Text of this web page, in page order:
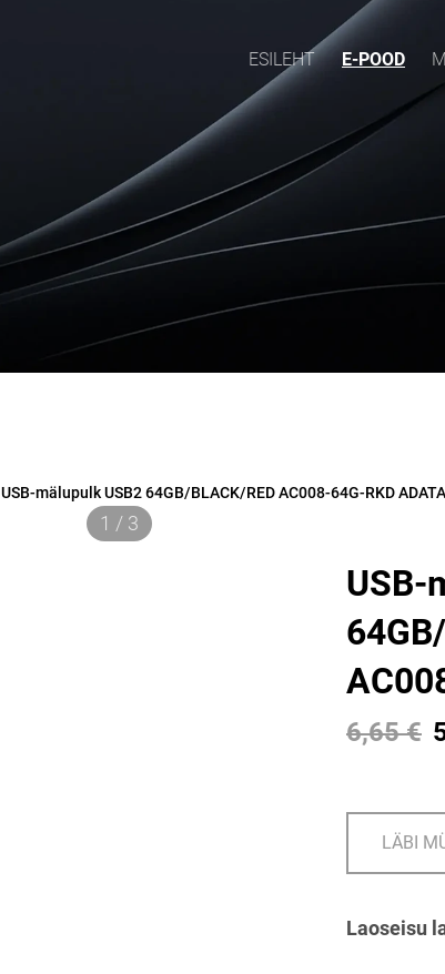
ESILEHT E-POOD
USB-mälupulk USB2 64GB/BLACK/RED AC008-64G-RKD ADATA
1 / 3
USB-
6,65 €
LÄBI
Laoseisu